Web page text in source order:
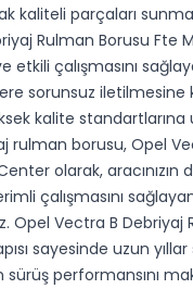
kaliteli parçaları
Rulman Borusu Fte
etkili çalışmasını
sorunsuz iletilmesine
kalite
rulman borusu, Opel
olarak, aracınızın
çalışmasını
Opel Vectra B Debriyaj
sayesinde uzun
sürüş performansını